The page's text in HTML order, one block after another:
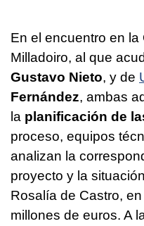
En el encuentro en
Milladoiro, al que
Gustavo Nieto, y de
Fernández, ambas
la planificación de
proceso, equipos
analizan la
proyecto y la
Rosalía de Castro,
millones de euros. A